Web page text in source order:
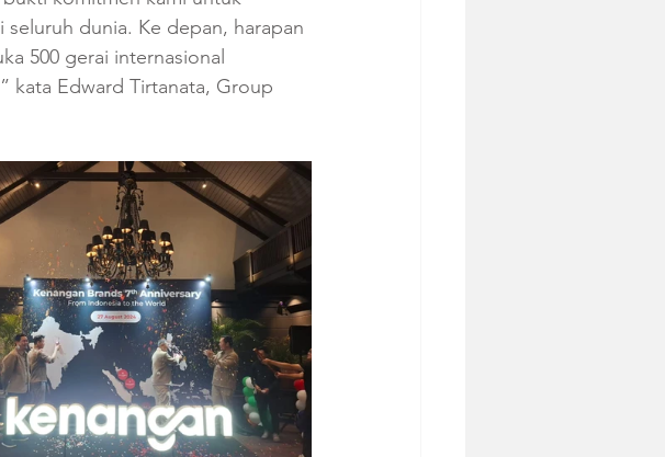
dunia. Ke depan, harapan
500 gerai internasional
kata Edward Tirtanata, Group